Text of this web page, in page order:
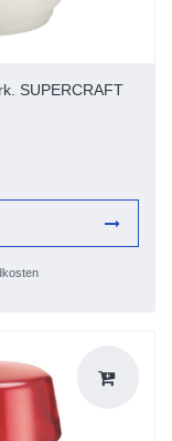
SUPERCRAFT